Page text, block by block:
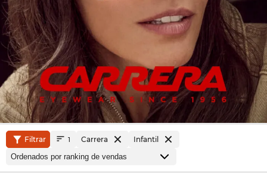
Filtrar 1 Carrera Infantil